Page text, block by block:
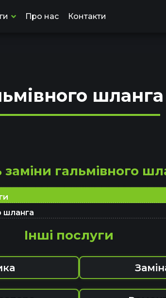
Про нас Контакти
шланга
заміни гальмівного
шланга
Інші послуги